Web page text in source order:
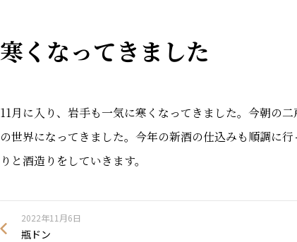
寒くなってきました
11月に入り、岩手も一気に寒くなってきました。今朝の
の世界になってきました。今年の新酒の仕込みも順調に
りと酒造りをしていきます。
2022年11月6日
瓶ドン